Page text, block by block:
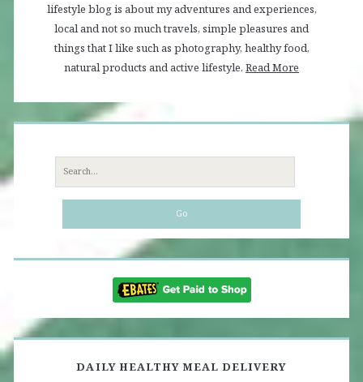
lifestyle blog is about my adventures and experiences,
local and not so much travels, simple pleasures and
things that I like such as photography, healthy food,
natural products and active lifestyle. Read More
Search
for:
DAILY HEALTHY MEAL DELIVERY